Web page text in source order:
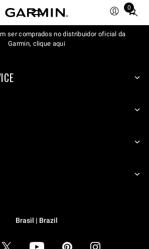
0
Total
items
in
ser comprados no distribuidor oficial da
Garmin, clique aqui
Brasil | Brazil